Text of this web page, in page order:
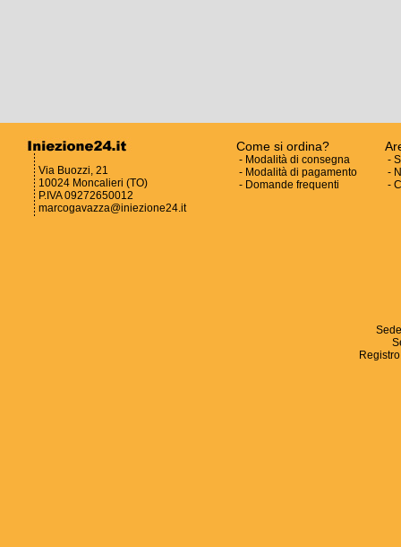
Via Buozzi, 21
10024 Moncalieri (TO)
P.IVA 09272650012
marcogavazza@iniezione24.it
Come si ordina?
- Modalità di consegna
- Modalità di pagamento
- Domande frequenti
-
-
-